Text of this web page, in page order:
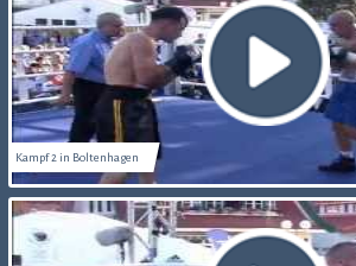
Kampf 2 in Boltenhagen